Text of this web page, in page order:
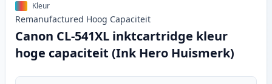
Kleur
Remanufactured Hoog Capaciteit
Canon CL-541XL inktcartridge kleur
hoge capaciteit (Ink Hero Huismerk)